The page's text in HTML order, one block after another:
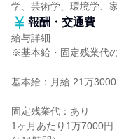
学、芸術学、環境学、
報酬・交通費
給与詳細
※基本給・固定残業代
基本給：月給 21万
固定残業代：あり
1ヶ月あたり1万7000